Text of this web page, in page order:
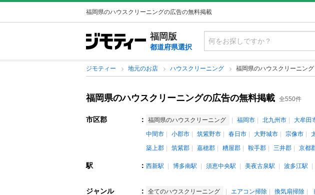
福岡県のハウスクリーニングの広告の無料掲載
福岡版
都道府県選択
ジモティー 地元のお店 ハウスクリーニング 福岡県のハウスクリーニング
福岡県のハウスクリーニングの広告の無料掲載 全550件
市区郡 ： 福岡県のハウスクリーニング 福岡市 北九州市 大牟田
中間市
小郡市 筑紫野市 春日市 大野城市 宗像市
築上郡
筑紫郡 嘉穂郡 糟屋郡 鞍手郡 三井郡 京都
駅 ： 西新駅 博多南駅 須恵中央駅 美夜古泉駅 波多江駅
ジャンル ： 全てのハウスクリーニング エアコン掃除 換気扇掃除